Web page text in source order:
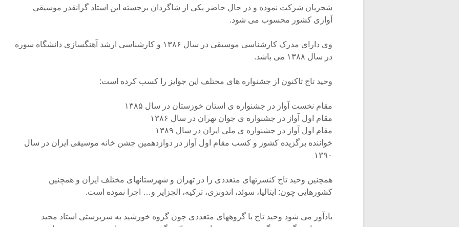
شجریان شرکت نموده و در حال حاضر یکی از شاگردان برجسته این استاد گرانقدر موسیقی
آوازی کشور محسوب می شود.
وی دارای مدرک کارشناسی موسیقی در سال ۱۳۸۶ و کارشناسی ارشد آهنگسازی دانشگاه سوره
در سال ۱۳۸۸ می باشد.
وحید تاج تاکنون از جشنواره های مختلف این جوایز را کسب کرده است:
مقام نخست آواز در جشنواره ی استان خوزستان در سال ۱۳۸۵
مقام اول آواز در جشنواره ی جوان تهران در سال ۱۳۸۶
مقام اول آواز در جشنواره ی ملی ایران در سال ۱۳۸۹
خواننده برگزیده کشور و کسب مقام اول آواز در دوازدهمین جشن خانه موسیقی ایران در سال
۱۳۹۰
همچنین وحید تاج کنسرتهای متعددی را در تهران و شهرستانهای مختلف ایران و همچنین
کشورهایی چون: ایتالیا، سوئد، اندونزی، ترکیه، الجزایر و… اجرا نموده است.
یادآور می شود وحید تاج با گروههای متعددی چون گروه خورشید به سرپرستی استاد مجید